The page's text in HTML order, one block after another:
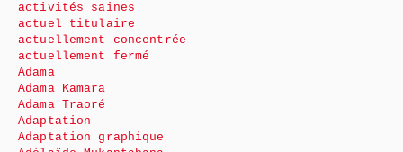
activités saines
actuel titulaire
actuellement concentrée
actuellement fermé
Adama
Adama Kamara
Adama Traoré
Adaptation
Adaptation graphique